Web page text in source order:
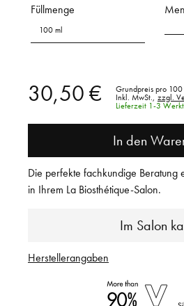
Füllmenge
100 ml
30,50 € Grundpreis pro 100
Inkl. MwSt.,
zzgl.
Lieferzeit 1-3
In den
Im Salon
Die perfekte fachkundige Beratung
in Ihrem La Biosthétique-Salon.
Herstellerangaben